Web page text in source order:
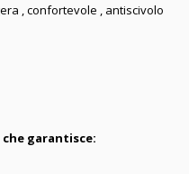
, confortevole , antiscivolo
che garantisce: